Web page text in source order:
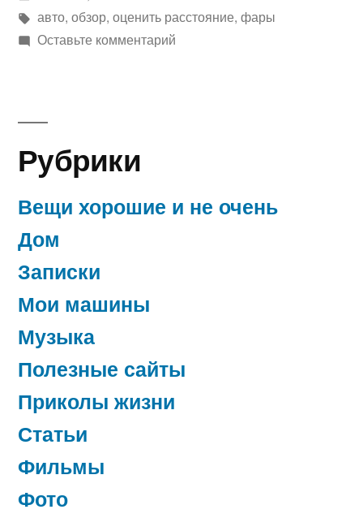
в
Метки:
авто, обзор, оценить расстояние, фары
Оставьте комментарийк
Рубрики
Вещи хорошие и не очень
Дом
Записки
Мои машины
Музыка
Полезные сайты
Приколы жизни
Статьи
Фильмы
Фото